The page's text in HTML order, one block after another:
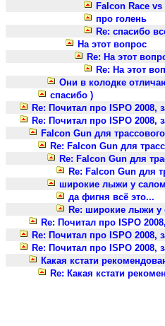
Falcon Race vs
про голень
Re: спасибо
На этот вопрос
Re: На этот
Re: На этот
Они в колодке
спасибо )
Re: Почитал про ISPO
Re: Почитал про ISPO
Falcon Gun для
Re: Falcon Gun для
Re: Falcon Gun для
Re: Falcon Gun для
широкие лыжи у
да фигня всё это...
Re: широкие лыжи у
Re: Почитал про ISPO
Re: Почитал про ISPO
Re: Почитал про ISPO
Какая кстати
Re: Какая кстати